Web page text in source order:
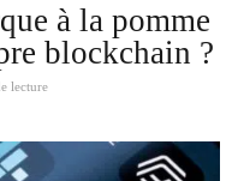
à la pomme
blockchain ?
lecture